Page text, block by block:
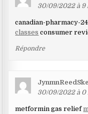
30/09/2022 à 9
canadian-pharmacy-
classes consumer
Répondre
30/09/2022 à 0
metformin gas relief